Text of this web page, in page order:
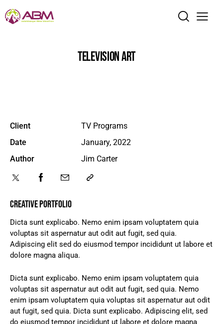
TELEVISION ART
Client
TV Programs
Date
January, 2022
Author
Jim Carter
CREATIVE PORTFOLIO
Dicta sunt explicabo. Nemo enim ipsam voluptatem quia
voluptas sit aspernatur aut odit aut fugit, sed quia.
Adipiscing elit sed do eiusmod tempor incididunt ut labore et
dolore magna aliqua.
Dicta sunt explicabo. Nemo enim ipsam voluptatem quia
voluptas sit aspernatur aut odit aut fugit, sed quia. Nemo
enim ipsam voluptatem quia voluptas sit aspernatur aut odit
aut fugit, sed quia. Dicta sunt explicabo. Adipiscing elit, sed
do eiusmod tempor incididunt ut labore et dolore magna